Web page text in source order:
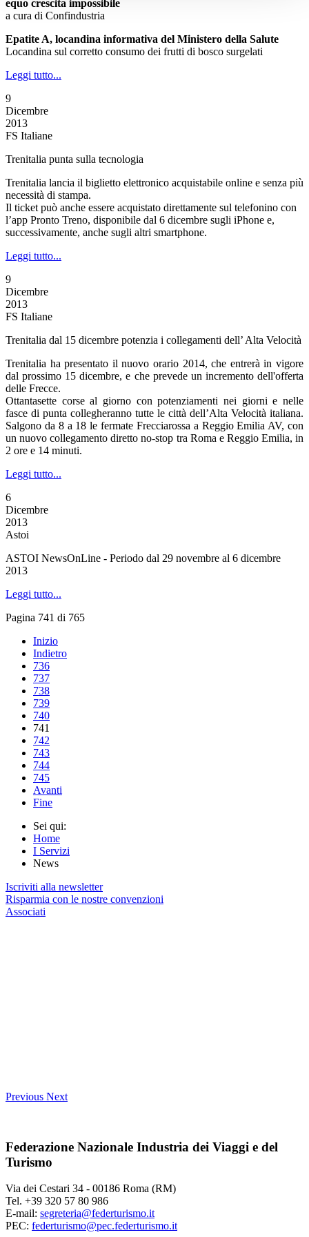
equo crescita impossibile
a cura di Confindustria
Epatite A, locandina informativa del Ministero della Salute
Locandina sul corretto consumo dei frutti di bosco surgelati
Leggi tutto...
9
Dicembre
2013
FS Italiane
Trenitalia punta sulla tecnologia
Trenitalia lancia il biglietto elettronico acquistabile online e senza più
necessità di stampa.
Il ticket può anche essere acquistato direttamente sul telefonino con
l’app Pronto Treno, disponibile dal 6 dicembre sugli iPhone e,
successivamente, anche sugli altri smartphone.
Leggi tutto...
9
Dicembre
2013
FS Italiane
Trenitalia dal 15 dicembre potenzia i collegamenti dell’ Alta Velocità
Trenitalia ha presentato il nuovo orario 2014, che entrerà in vigore
dal prossimo 15 dicembre, e che prevede un incremento dell'offerta
delle Frecce.
Ottantasette corse al giorno con potenziamenti nei giorni e nelle
fasce di punta collegheranno tutte le città dell’Alta Velocità italiana.
Salgono da 8 a 18 le fermate Frecciarossa a Reggio Emilia AV, con
un nuovo collegamento diretto no-stop tra Roma e Reggio Emilia, in
2 ore e 14 minuti.
Leggi tutto...
6
Dicembre
2013
Astoi
ASTOI NewsOnLine - Periodo dal 29 novembre al 6 dicembre
2013
Leggi tutto...
Pagina 741 di 765
Inizio
Indietro
736
737
738
739
740
741
742
743
744
745
Avanti
Fine
Sei qui:
Home
I Servizi
News
Iscriviti alla newsletter
Risparmia con le nostre convenzioni
Associati
Previous Next
Federazione Nazionale Industria dei Viaggi e del
Turismo
Via dei Cestari 34 - 00186 Roma (RM)
Tel. +39 320 57 80 986
E-mail: segreteria@federturismo.it
PEC: federturismo@pec.federturismo.it